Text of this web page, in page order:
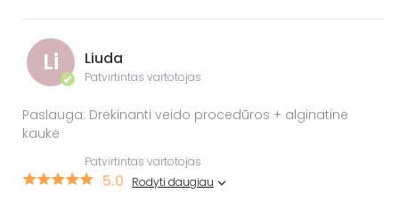
Li
✔
Liuda
Patvirtintas vartotojas
Paslauga: Drėkinanti veido procedūros + alginatinė
kaukė
Patvirtintas vartotojas
5.0 Rodyti daugiau